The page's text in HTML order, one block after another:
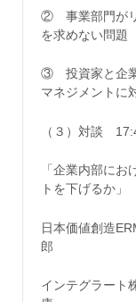
② 事業部門がリ
を求めない問題
③ 投資家と企業
マネジメントに
（３）対談
「企業内部に
トを下げるか」
日本価値
郎
インテグラー